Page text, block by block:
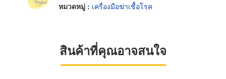
หมวดหมู่ : เครื่องมือฆ่าเชื้อโรค
สินค้าที่คุณอาจสนใจ